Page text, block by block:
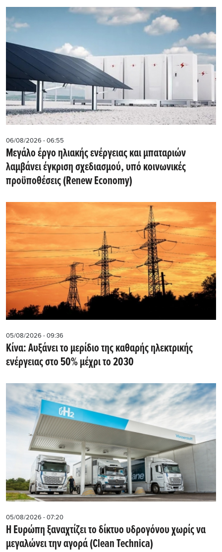
06/08/2026 - 06:55
Μεγάλο έργο ηλιακής ενέργειας και μπαταριών
λαμβάνει έγκριση σχεδιασμού, υπό κοινωνικές
προϋποθέσεις (Renew Economy)
05/08/2026 - 09:36
Κίνα: Αυξάνει το μερίδιο της καθαρής ηλεκτρικής
ενέργειας στο 50% μέχρι το 2030
05/08/2026 - 07:20
Η Ευρώπη ξαναχτίζει το δίκτυο υδρογόνου χωρίς να
μεγαλώνει την αγορά (Clean Technica)